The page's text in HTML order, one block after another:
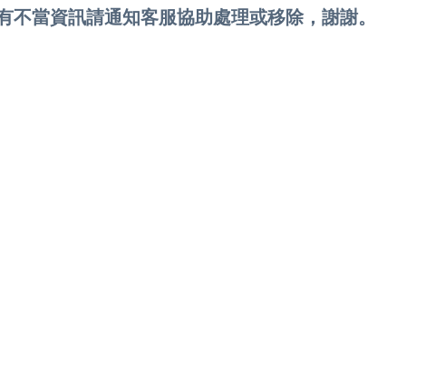
不當資訊請通知客服協助處理或移除，謝謝。